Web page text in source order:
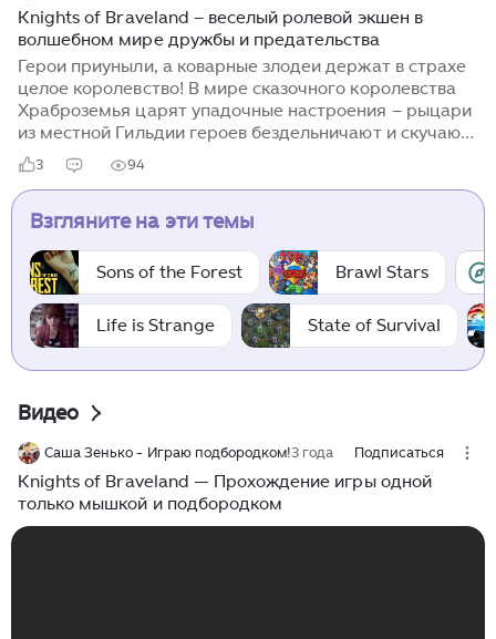
Knights of Braveland – веселый ролевой экшен в
волшебном мире дружбы и предательства
Герои приуныли, а коварные злодеи держат в страхе
целое королевство! В мире сказочного королевства
Храброземья царят упадочные настроения – рыцари
из местной Гильдии героев бездельничают и скучают,
а в это время по стране бродят коварные злодеи,
убивающие и людей и занимающие их место. Только
представьте, обычный трактирщик вдруг
превращается в оборотня и нападет на мирного
конец, и изгнать из королевства монстров и их
главарей. Геймплей игры отлично подойдет для
самых юных геймеров, в компании отважных рыцарей
изгоняющих зло из родного мира. Друзьям...
3 94
Взгляните на эти темы
Sons of the Forest Brawl Stars
Life is Strange State of Survival
Видео
Саша Зенько - Играю подбородком!3 года Подписаться
Knights of Braveland — Прохождение игры одной
только мышкой и подбородком